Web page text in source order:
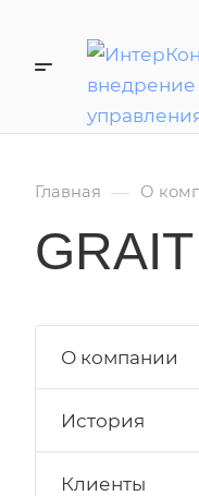
Главная — О
GRAIT
О компании
История
Клиенты